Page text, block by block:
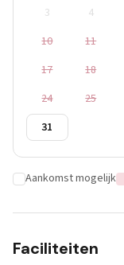
3
4
10
11
17
18
24
25
31
Aankomst mogelijk
Faciliteiten